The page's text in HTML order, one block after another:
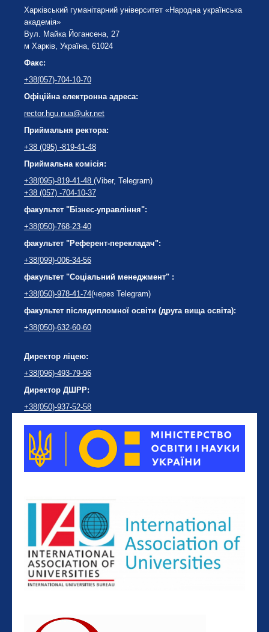
Харківський гуманітарний університет «Народна українська
академія»
Вул. Майка Йогансена, 27
м Харків, Україна, 61024
Факс:
+38(057)-704-10-70
Офіційна електронна адреса:
rector.hgu.nua@ukr.net
Приймальня ректора:
+38 (095) -819-41-48
Приймальна комісія:
+38(095)-819-41-48 (Viber, Telegram)
+38 (057) -704-10-37
факультет "Бізнес-управління":
+38(050)-768-23-40
факультет "Референт-перекладач":
+38(099)-006-34-56
факультет "Соціальний менеджмент" :
+38(050)-978-41-74(через Telegram)
факультет післядипломної освіти (друга вища освіта):
+38(050)-632-60-60
Директор ліцею:
+38(096)-493-79-96
Директор ДШРР:
+38(050)-937-52-58